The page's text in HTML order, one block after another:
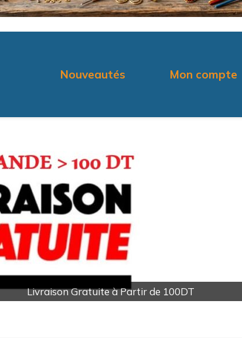
Nouveautés Mon compte
Livraison Gratuite à Partir de 100DT